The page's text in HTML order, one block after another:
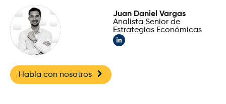
Juan Daniel Vargas
Analista Senior de
Estrategias Económicas
Habla con nosotros